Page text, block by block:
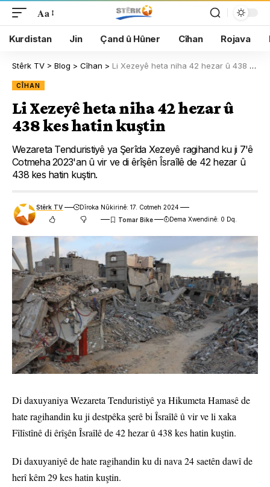
Aa
Kurdistan Jin Çand û Hûner Cîhan Rojava
Stêrk TV > Blog > Cîhan > Li Xezeyê heta niha 42 hezar û 438 kes hatin kuştin
CÎHAN
Li Xezeyê heta niha 42 hezar û
438 kes hatin kuştin
Wezareta Tenduristiyê ya Şerîda Xezeyê ragihand ku ji 7'ê
Cotmeha 2023'an û vir ve di êrîşên Îsraîlê de 42 hezar û
438 kes hatin kuştin.
Stêrk TV
Dîroka Nûkirinê: 17. Cotmeh 2024
Dema Xwendinê: 0 Dq.
Di daxuyaniya Wezareta Tenduristiyê ya Hikumeta Hamasê de
hate ragihandin ku ji destpêka şerê bi Îsraîlê û vir ve li xaka
Fîlîstînê di êrîşên Îsraîlê de 42 hezar û 438 kes hatin kuştin.
Di daxuyaniyê de hate ragihandin ku di nava 24 saetên dawî de
herî kêm 29 kes hatin kuştin.